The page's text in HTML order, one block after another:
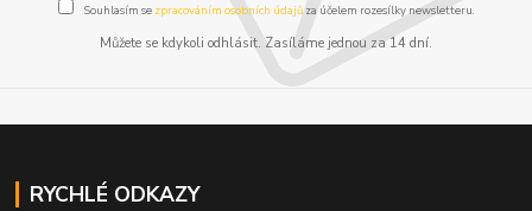
Souhlasím se zpracováním osobních údajůza účelem rozesílky newsletteru.
Můžete se kdykoli odhlásit. Zasíláme jednou za 14 dní.
RYCHLÉ ODKAZY